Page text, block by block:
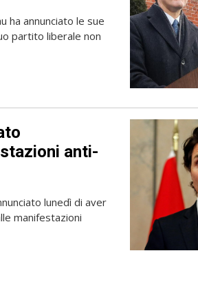
ha annunciato le sue
partito liberale non
anti-
lunedì di aver
manifestazioni